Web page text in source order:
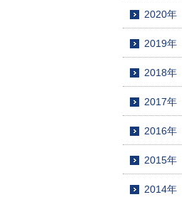
2020年
2019年
2018年
2017年
2016年
2015年
2014年